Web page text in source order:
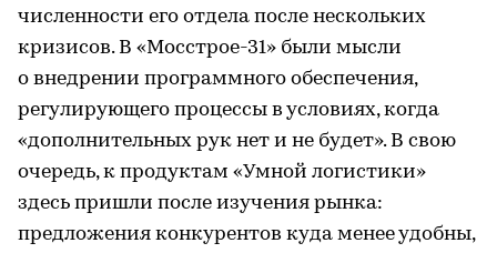
численности его отдела после нескольких
кризисов. В «Мосстрое-31» были мысли
о внедрении программного обеспечения,
регулирующего процессы в условиях, когда
«дополнительных рук нет и не будет». В свою
очередь, к продуктам «Умной логистики»
здесь пришли после изучения рынка:
предложения конкурентов куда менее удобны,